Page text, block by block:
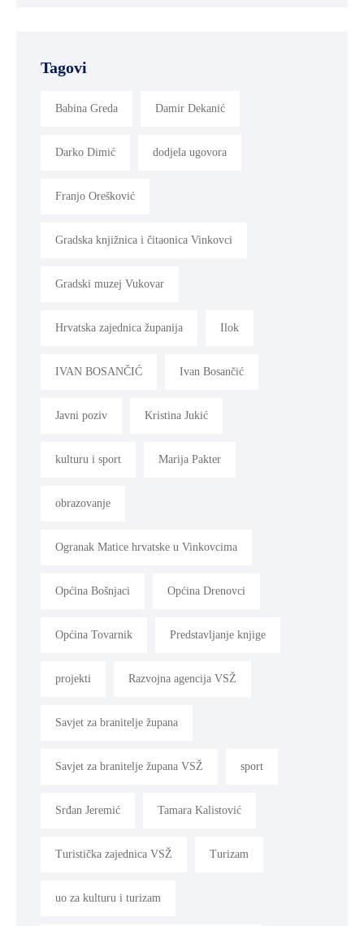
Tagovi
Babina Greda Damir Dekanić
Darko Dimić dodjela ugovora
Franjo Orešković
Gradska knjižnica i čitaonica Vinkovci
Gradski muzej Vukovar
Hrvatska zajednica županija Ilok
IVAN BOSANČIĆ Ivan Bosančić
Javni poziv Kristina Jukić
kulturu i sport Marija Pakter
obrazovanje
Ogranak Matice hrvatske u Vinkovcima
Općina Bošnjaci Općina Drenovci
Općina Tovarnik Predstavljanje knjige
projekti Razvojna agencija VSŽ
Savjet za branitelje župana
Savjet za branitelje župana VSŽ sport
Srđan Jeremić Tamara Kalistović
Turistička zajednica VSŽ Turizam
uo za kulturu i turizam